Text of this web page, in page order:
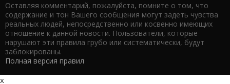
Оставляя комментарий, пожалуйста, помните о том, что
содержание и тон Вашего сообщения могут задеть чувства
реальных людей, непосредственно или косвенно имеющих
отношение к данной новости. Пользователи, которые
нарушают эти правила грубо или систематически, будут
заблокированы.
Полная версия правил
x